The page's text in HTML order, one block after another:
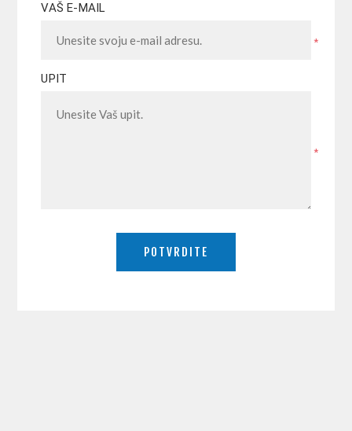
VAŠ E-MAIL
*
UPIT
*